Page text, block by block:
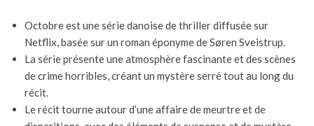
Octobre est une série danoise de thriller diffusée sur
Netflix, basée sur un roman éponyme de Søren Sveistrup.
La série présente une atmosphère fascinante et des scènes
de crime horribles, créant un mystère serré tout au long du
récit.
Le récit tourne autour d’une affaire de meurtre et de